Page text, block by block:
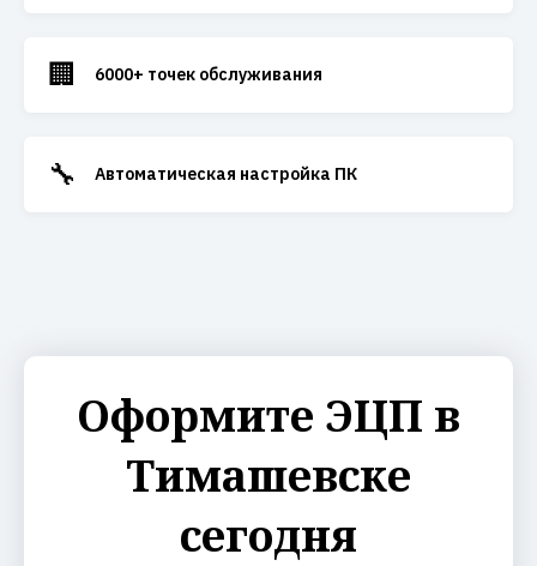
🏢 6000+ точек обслуживания
🔧 Автоматическая настройка ПК
Оформите ЭЦП в
Тимашевске
сегодня